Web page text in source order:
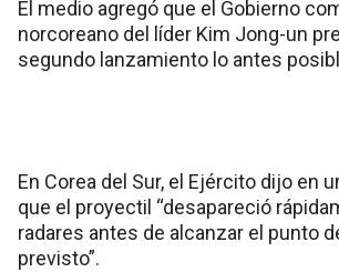
El medio agregó que el Gobierno
norcoreano del líder Kim Jong-un
segundo lanzamiento lo antes
En Corea del Sur, el Ejército dijo en
que el proyectil “desapareció
radares antes de alcanzar el punto
previsto”.